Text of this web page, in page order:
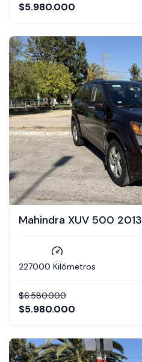
$5.980.000
Mahindra XUV 500 2013
227000 Kilómetros
$6.580.000
$5.980.000